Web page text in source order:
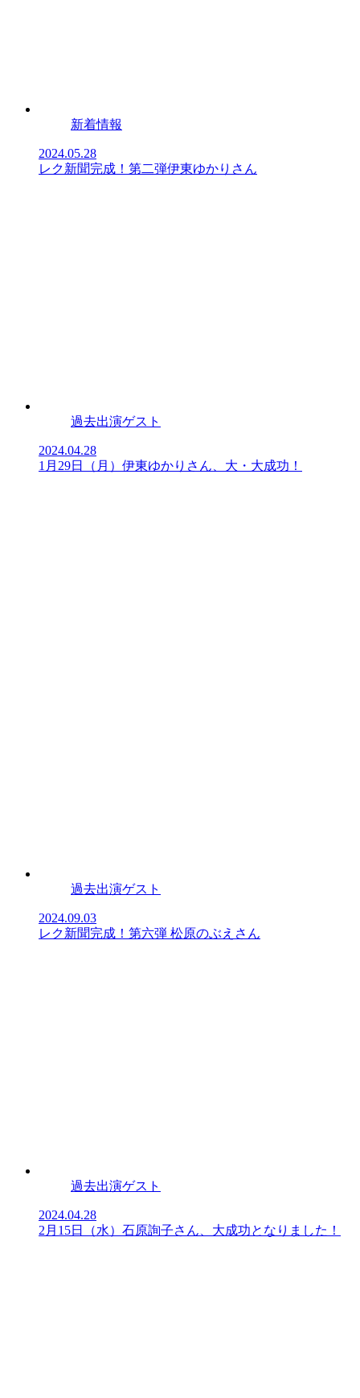
新着情報
2024.05.28
レク新聞完成！第二弾伊東ゆかりさん
過去出演ゲスト
2024.04.28
1月29日（月）伊東ゆかりさん、大・大成功！
過去出演ゲスト
2024.09.03
レク新聞完成！第六弾 松原のぶえさん
過去出演ゲスト
2024.04.28
2月15日（水）石原詢子さん、大成功となりました！